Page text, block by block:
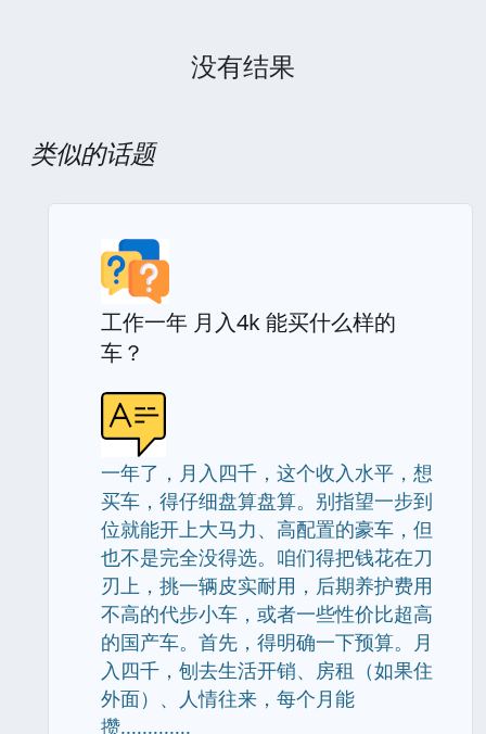
没有结果
类似的话题
工作一年 月入4k 能买什么样的
车？
一年了，月入四千，这个收入水平，想
买车，得仔细盘算盘算。别指望一步到
位就能开上大马力、高配置的豪车，但
也不是完全没得选。咱们得把钱花在刀
刃上，挑一辆皮实耐用，后期养护费用
不高的代步小车，或者一些性价比超高
的国产车。首先，得明确一下预算。月
入四千，刨去生活开销、房租（如果住
外面）、人情往来，每个月能
攒.............